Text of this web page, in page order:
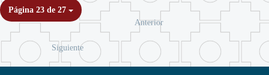
Página 23 de 27
Anterior
Siguiente